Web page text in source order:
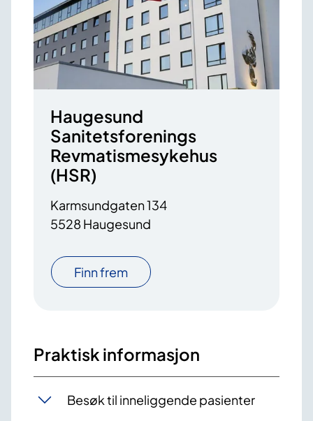
Haugesund
Sanitetsforenings
Revmatismesykehus
(HSR)
Karmsundgaten 134
5528 Haugesund
Finn frem
Praktisk informasjon
Besøk til inneliggende pasienter